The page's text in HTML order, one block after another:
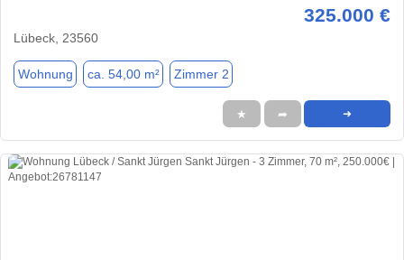
325.000 €
Lübeck, 23560
Wohnung ca. 54,00 m² Zimmer 2
★ ➦ ➜